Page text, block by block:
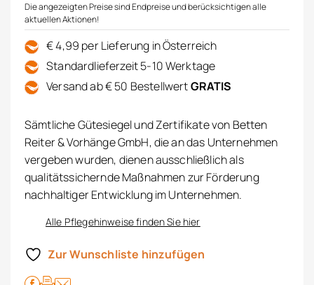
Die angezeigten Preise sind Endpreise und berücksichtigen alle
aktuellen Aktionen!
€ 4,99 per Lieferung in Österreich
Standardlieferzeit 5-10 Werktage
Versand ab € 50 BestellwertGRATIS
Sämtliche Gütesiegel und Zertifikate von Betten
Reiter & Vorhänge GmbH, die an das Unternehmen
vergeben wurden, dienen ausschließlich als
qualitätssichernde Maßnahmen zur Förderung
nachhaltiger Entwicklung im Unternehmen.
Alle Pflegehinweise finden Sie hier
Zur Wunschliste hinzufügen